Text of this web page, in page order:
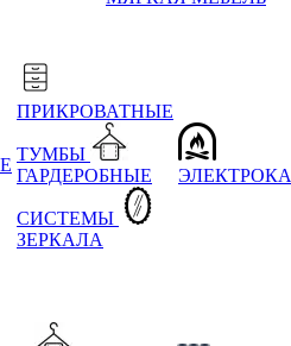
ПРИКРОВАТНЫЕ
ТУМБЫ
ГАРДЕРОБНЫЕ
СИСТЕМЫ
ЗЕРКАЛА